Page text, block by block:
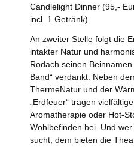
Candlelight Dinner (95,-
incl. 1 Getränk).
An zweiter Stelle folgt die
intakter Natur und
Rodach seinen
Band“ verdankt. Neben
ThermeNatur und der
„Erdfeuer“ tragen
Aromatherapie oder Hot-
Wohlbefinden bei. Und
sucht, dem bieten die